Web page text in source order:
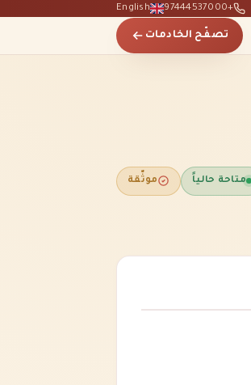
+97444537000
English
تصفّح الخادمات
متاحة حالياً موثّقة